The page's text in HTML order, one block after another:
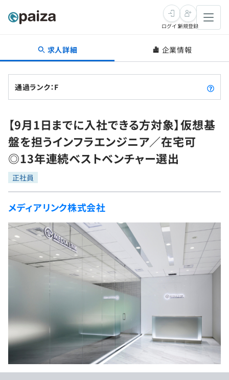
転職・キャリア
転職成功ガイド
転職エージェント
インタビュー
転職成功ガイド
新卒就活
求人検索
本選考
インターン
新卒エージェント
イベント・セミナー
インタビュー
就活成功ガイド
学習
問題集
4択課題
ナレッジ
リファレンス
法人向けプラン
学校向けプラン
プログラミング言語
評価結果一覧
再チャレンジ結果一覧
ゲーム・マンガ
Tech Team Journal
paiza times
paizaとは？
ログイン新規登録
求人詳細 企業情報
通過ランク：F
【9月1日までに入社できる方対象】仮想基
盤を担うインフラエンジニア／在宅可
◎13年連続ベストベンチャー選出
正社員
メディアリンク株式会社